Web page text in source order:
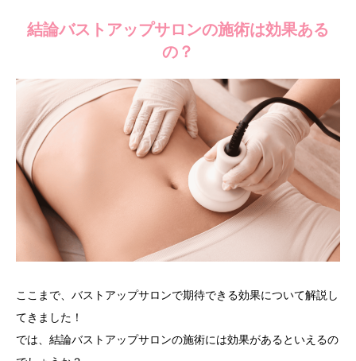
結論バストアップサロンの施術は効果ある
の？
ここまで、バストアップサロンで期待できる効果について解説し
てきました！
では、結論バストアップサロンの施術には効果があるといえるの